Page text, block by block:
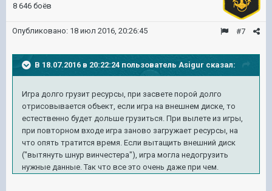
8 646 боёв
#7
Опубликовано: 18 июл 2016, 20:26:45
В 18.07.2016 в 20:22:24 пользователь Asigur сказал:
Игра долго грузит ресурсы, при засвете порой долго
отрисовывается объект, если игра на внешнем диске, то
естественно будет дольше грузиться. При вылете из игры,
при повторном входе игра заново загружает ресурсы, на
что опять тратится время. Если вытащить внешний диск
("вытянуть шнур винчестера"), игра могла недогрузить
нужные данные. Так что все это очень даже при чем.